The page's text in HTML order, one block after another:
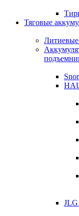
Тяговые